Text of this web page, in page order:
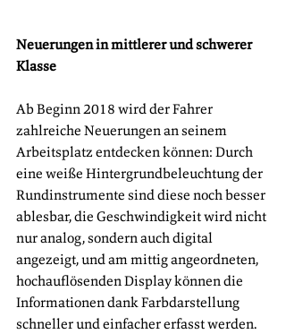
Neuerungen in mittlerer und schwerer
Klasse
Ab Beginn 2018 wird der Fahrer
zahlreiche Neuerungen an seinem
Arbeitsplatz entdecken können: Durch
eine weiße Hintergrundbeleuchtung der
Rundinstrumente sind diese noch besser
ablesbar, die Geschwindigkeit wird nicht
nur analog, sondern auch digital
angezeigt, und am mittig angeordneten,
hochauflösenden Display können die
Informationen dank Farbdarstellung
schneller und einfacher erfasst werden.